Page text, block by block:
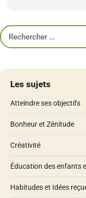
Les sujets
Atteindre ses objectifs
Bonheur et Zénitude
Créativité
Éducation des enfants
Habitudes et Idées